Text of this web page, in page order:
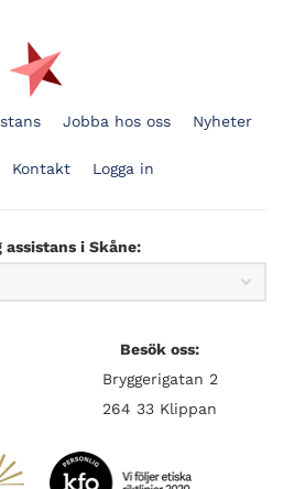
Jobba hos oss Nyheter
Kontakt Logga in
assistans i Skåne:
Besök oss:
Bryggerigatan 2
264 33 Klippan